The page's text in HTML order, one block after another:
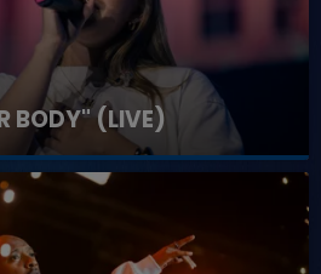
BODY" (LIVE)